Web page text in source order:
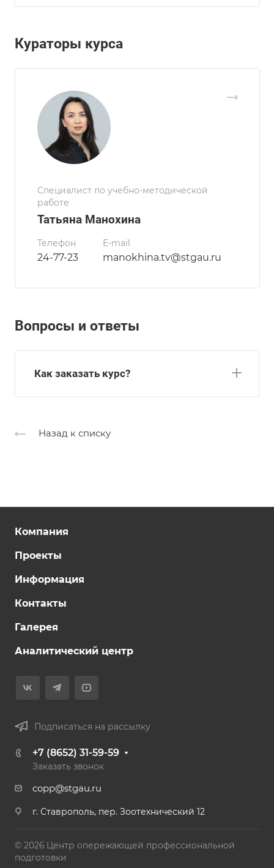
Кураторы курса
Специалист по учебно-методической
работе
Татьяна Манохина
Телефон
24-77-23
E-mail
manokhina.tv@stgau.ru
Вопросы и ответы
Как заказать курс?
Назад к списку
Компания
Проекты
Информация
Контакты
Галерея
Аналитический центр
Подписаться на рассылку
+7 (8652) 31-59-59
Заказать звонок
copp@stgau.ru
г. Ставрополь, пер. Зоотехнический 12
© 2026 Центр опережающей профессиональной
подготовки